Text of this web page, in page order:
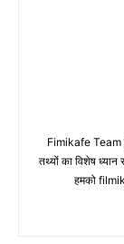
Fimikafe Team
तथ्‍यों का विशेष
हमको